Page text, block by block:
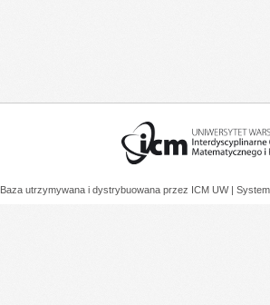
Baza utrzymywana i dystrybuowana przez ICM UW |